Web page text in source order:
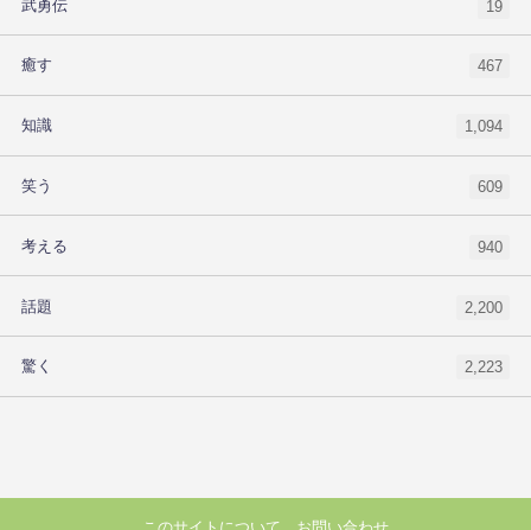
武勇伝 19
癒す 467
知識 1,094
笑う 609
考える 940
話題 2,200
驚く 2,223
このサイトについて お問い合わせ